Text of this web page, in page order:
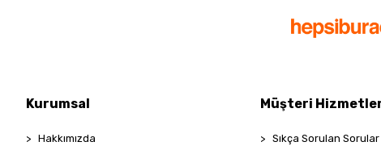
Kurumsal
Hakkımızda
Müşteri
Sıkça Sorulan Sorular